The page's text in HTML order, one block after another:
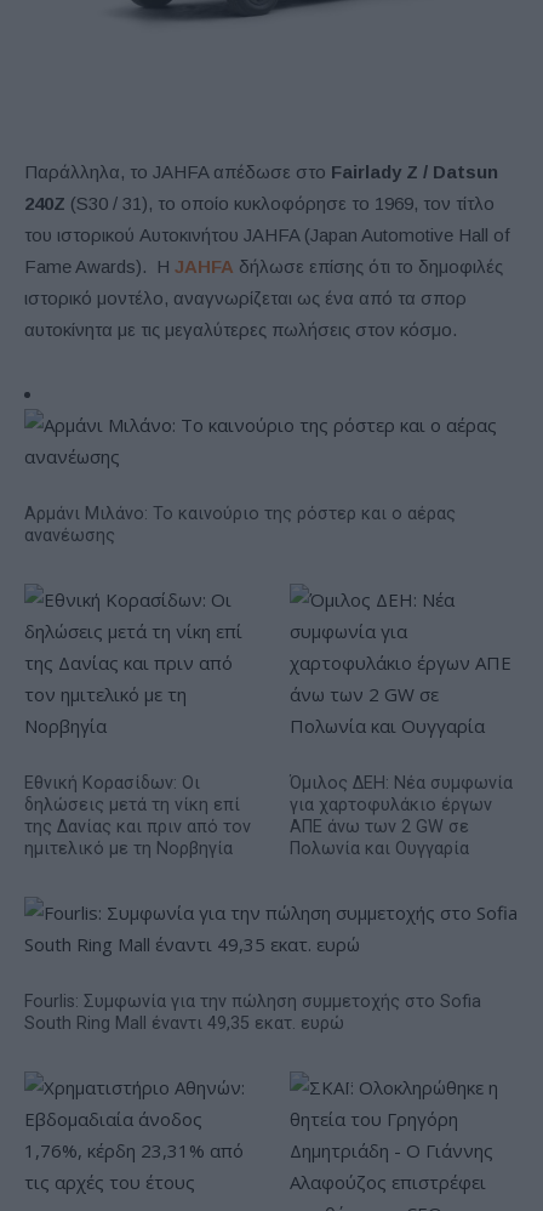
Παράλληλα, το JAHFA απέδωσε στο Fairlady Z / Datsun
240Z (S30 / 31), το οποίο κυκλοφόρησε το 1969, τον τίτλο
του ιστορικού Αυτοκινήτου JAHFA (Japan Automotive Hall of
Fame Awards). Η JAHFA δήλωσε επίσης ότι το δημοφιλές
ιστορικό μοντέλο, αναγνωρίζεται ως ένα από τα σπορ
αυτοκίνητα με τις μεγαλύτερες πωλήσεις στον κόσμο.
Αρμάνι Μιλάνο: Το καινούριο της ρόστερ και ο αέρας
ανανέωσης
Εθνική Κορασίδων: Οι
δηλώσεις μετά τη νίκη επί
της Δανίας και πριν από τον
ημιτελικό με τη Νορβηγία
Όμιλος ΔΕΗ: Νέα συμφωνία
για χαρτοφυλάκιο έργων
ΑΠΕ άνω των 2 GW σε
Πολωνία και Ουγγαρία
Fourlis: Συμφωνία για την πώληση συμμετοχής στο Sofia
South Ring Mall έναντι 49,35 εκατ. ευρώ